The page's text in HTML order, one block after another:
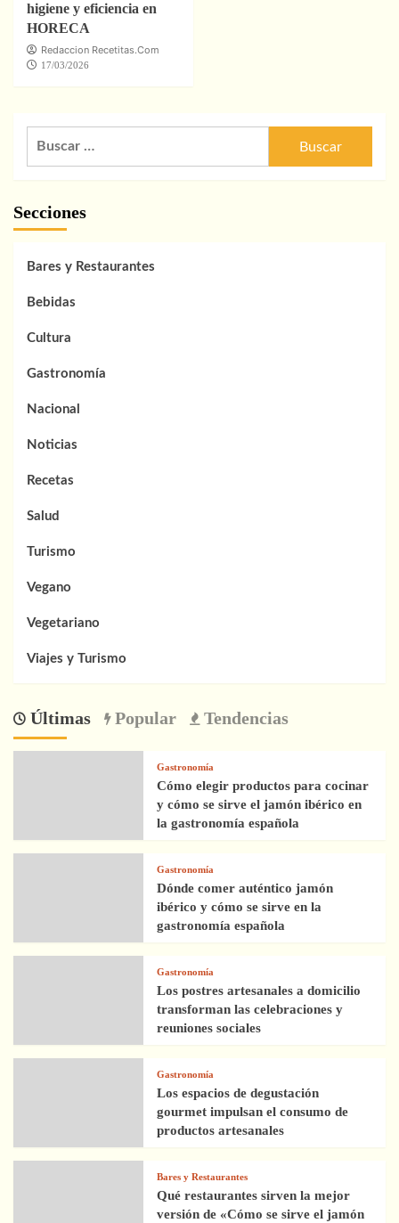
higiene y eficiencia en
HORECA
Redaccion Recetitas.Com
17/03/2026
Secciones
Bares y Restaurantes
Bebidas
Cultura
Gastronomía
Nacional
Noticias
Recetas
Salud
Turismo
Vegano
Vegetariano
Viajes y Turismo
Últimas Popular Tendencias
Gastronomía
Cómo elegir productos para cocinar
y cómo se sirve el jamón ibérico en
la gastronomía española
Gastronomía
Dónde comer auténtico jamón
ibérico y cómo se sirve en la
gastronomía española
Gastronomía
Los postres artesanales a domicilio
transforman las celebraciones y
reuniones sociales
Gastronomía
Los espacios de degustación
gourmet impulsan el consumo de
productos artesanales
Bares y Restaurantes
Qué restaurantes sirven la mejor
versión de «Cómo se sirve el jamón